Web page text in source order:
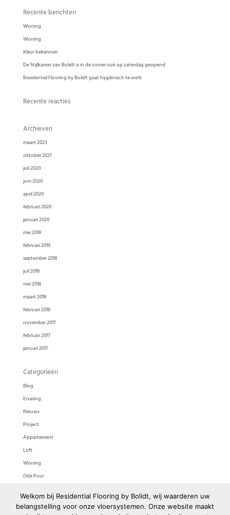
Recente berichten
Woning
Woning
Kleur bekennen
De Stijlkamer van Bolidt is in de zomer ook op zaterdag geopend
Residential Flooring by Bolidt gaat hygiënisch te werk
Recente reacties
Archieven
maart 2023
oktober 2021
juli 2020
juni 2020
april 2020
februari 2020
januari 2020
mei 2019
februari 2019
september 2018
juli 2018
mei 2018
maart 2018
februari 2018
november 2017
februari 2017
januari 2017
Categorieën
Blog
Ervaring
Nieuws
Project
Appartement
Loft
Woning
Ode Puur
Bolidtop 525
Welkom bij Residential Flooring by Bolidt, wij waarderen uw
belangstelling voor onze vloersystemen. Onze website maakt